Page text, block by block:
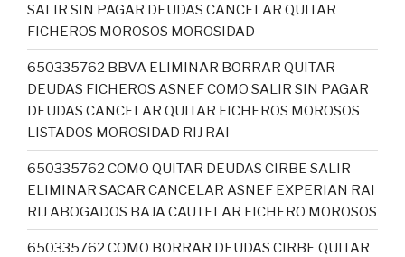
SALIR SIN PAGAR DEUDAS CANCELAR QUITAR
FICHEROS MOROSOS MOROSIDAD
650335762 BBVA ELIMINAR BORRAR QUITAR
DEUDAS FICHEROS ASNEF COMO SALIR SIN PAGAR
DEUDAS CANCELAR QUITAR FICHEROS MOROSOS
LISTADOS MOROSIDAD RIJ RAI
650335762 COMO QUITAR DEUDAS CIRBE SALIR
ELIMINAR SACAR CANCELAR ASNEF EXPERIAN RAI
RIJ ABOGADOS BAJA CAUTELAR FICHERO MOROSOS
650335762 COMO BORRAR DEUDAS CIRBE QUITAR